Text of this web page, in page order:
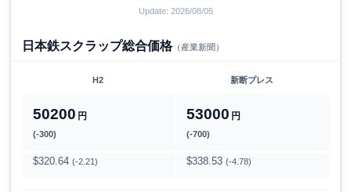
Update: 2026/08/05
日本鉄スクラップ総合価格（産業新聞）
H2 新断プレス
50200 円
(-300)
53000 円
(-700)
$320.64 (-2.21) $338.53 (-4.78)